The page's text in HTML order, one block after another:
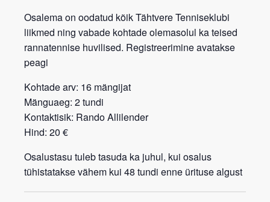
Osalema on oodatud kõik Tähtvere Tenniseklubi
liikmed ning vabade kohtade olemasolul ka teised
rannatennise huvilised. Registreerimine avatakse
peagi
Kohtade arv: 16 mängijat
Mänguaeg: 2 tundi
Kontaktisik: Rando Allilender
Hind: 20 €
Osalustasu tuleb tasuda ka juhul, kui osalus
tühistatakse vähem kui 48 tundi enne ürituse algust